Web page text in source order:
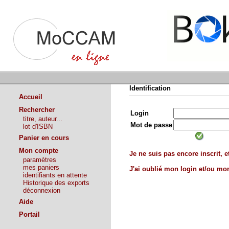
Accueil
Rechercher
titre, auteur...
lot d'ISBN
Panier en cours
Mon compte
paramètres
mes paniers
identifiants en attente
Historique des exports
déconnexion
Aide
Portail
Identification
Login
Mot de passe
Je ne suis pas encore inscrit,
J'ai oublié mon login et/ou